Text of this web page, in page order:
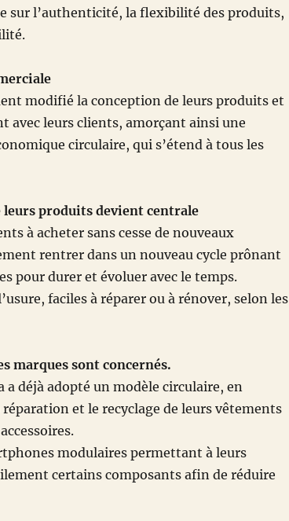
sur l’authenticité, la flexibilité des produits,
modifié la conception de leurs produits et
avec leurs clients, amorçant ainsi une
circulaire, qui s’étend à tous les
leurs produits devient centrale
à acheter sans cesse de nouveaux
rentrer dans un nouveau cycle prônant
pour durer et évoluer avec le temps.
faciles à réparer ou à rénover, selon les
marques sont concernés.
a déjà adopté un modèle circulaire, en
et le recyclage de leurs vêtements
modulaires permettant à leurs
certains composants afin de réduire